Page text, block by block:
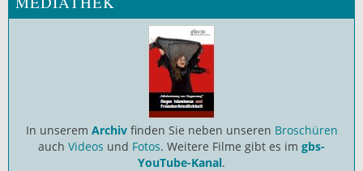
In unserem Archiv finden Sie neben unseren Broschüren
auch Videos und Fotos. Weitere Filme gibt es im gbs-
YouTube-Kanal.